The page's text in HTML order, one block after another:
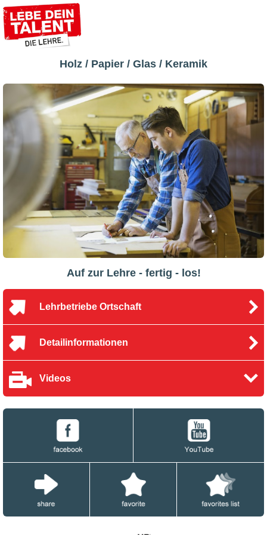
Holz / Papier / Glas / Keramik
Auf zur Lehre - fertig - los!
Lehrbetriebe Ortschaft
Detailinformationen
Videos